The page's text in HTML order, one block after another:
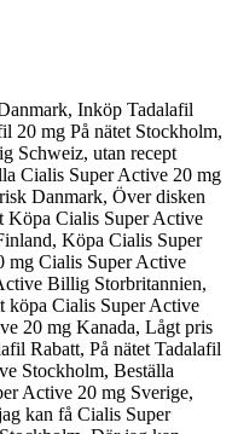
Inköp Tadalafil
20 mg På nätet Stockholm,
Schweiz, utan recept
Cialis Super Active 20 mg
Danmark, Över disken
Köpa Cialis Super Active
Köpa Cialis Super
mg Cialis Super Active
Billig Storbritannien,
köpa Cialis Super Active
20 mg Kanada, Lågt pris
Rabatt, På nätet Tadalafil
Stockholm, Beställa
Active 20 mg Sverige,
kan få Cialis Super